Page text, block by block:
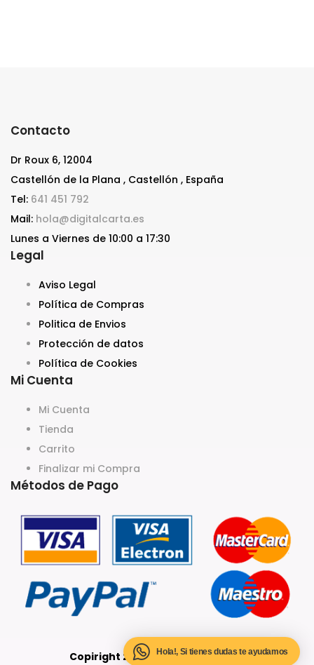
Contacto
Dr Roux 6, 12004
Castellón de la Plana , Castellón , España
Tel: 641 451 792
Mail: hola@digitalcarta.es
Lunes a Viernes de 10:00 a 17:30
Legal
Aviso Legal
Política de Compras
Politica de Envios
Protección de datos
Política de Cookies
Mi Cuenta
Mi Cuenta
Tienda
Carrito
Finalizar mi Compra
Métodos de Pago
Copiright 2020 @ Digitalcarta.es
Hola!, Si tienes dudas te ayudamos